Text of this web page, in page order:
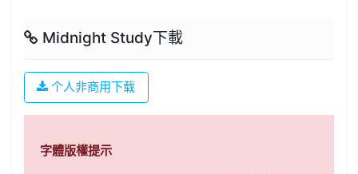
Midnight Study下載
个人非商用下载
字體版權提示